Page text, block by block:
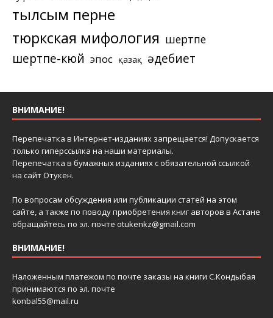
тылсым перне
тюркская мифология шертпе
шертпе-кюй эпос қазақ әдебиет
ВНИМАНИЕ!
Перепечатка в Интернет-изданиях запрещается! Допускается
только гиперссылка на наши материалы.
Перепечатка в бумажных изданиях с обязательной ссылкой
на сайт Отукен.
По вопросам обсуждения или публикации статей на этом
сайте, а также по поводу приобретения книг авторов в Астане
обращайтесь по эл. почте otukenkz@gmail.com
ВНИМАНИЕ!
Наложенным платежом по почте заказы на книги С.Кондыбая
принимаются по эл. почте
konbal55@mail.ru